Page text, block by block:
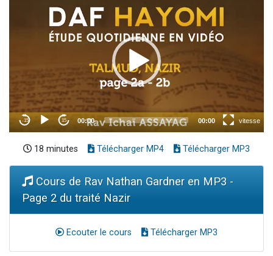
18 minutes Télécharger MP4 Télécharger MP3
Cours de Rav Nathan Gardner en MP3 -
Page 2 du traité Nazir
Ecouter le cours Télécharger MP3